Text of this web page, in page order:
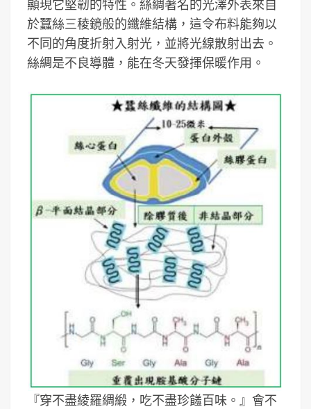
顯現它堅韌的特性。絲綢著名的光澤外表來自
於蠶絲三稜鏡般的纖維結構，這令布料能夠以
不同的角度折射入射光，並將光線散射出去。
絲綢是不良導體，能在冬天發揮保暖作用。
『穿不盡綾羅綢緞，吃不盡珍饈百味。』會不